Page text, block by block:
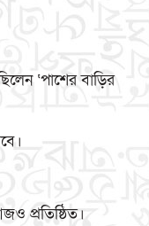
‘পাশের বাড়ির
প্রতিষ্ঠিত।